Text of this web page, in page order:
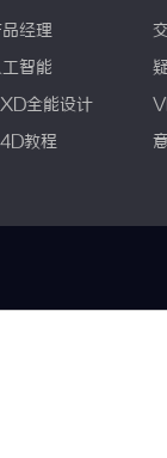
品经理
智能
全能设计
教程